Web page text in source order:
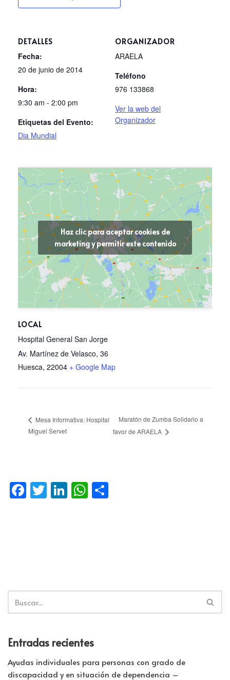
DETALLES
Fecha:
20 de junio de 2014
Hora:
9:30 am - 2:00 pm
Etiquetas del Evento:
Dia Mundial
ORGANIZADOR
ARAELA
Teléfono
976 133868
Ver la web del
Organizador
LOCAL
Hospital General San Jorge
Av. Martínez de Velasco, 36
Huesca, 22004 + Google Map
Haz clic para aceptar cookies de
marketing y permitir este contenido
Mesa Informativa: Hospital
Miguel Servet
Maratón de Zumba Solidario a
favor de ARAELA
Facebook
Twitter
LinkedInWhatsApp
Entradas recientes
Ayudas individuales para personas con grado de
discapacidad y en situación de dependencia –